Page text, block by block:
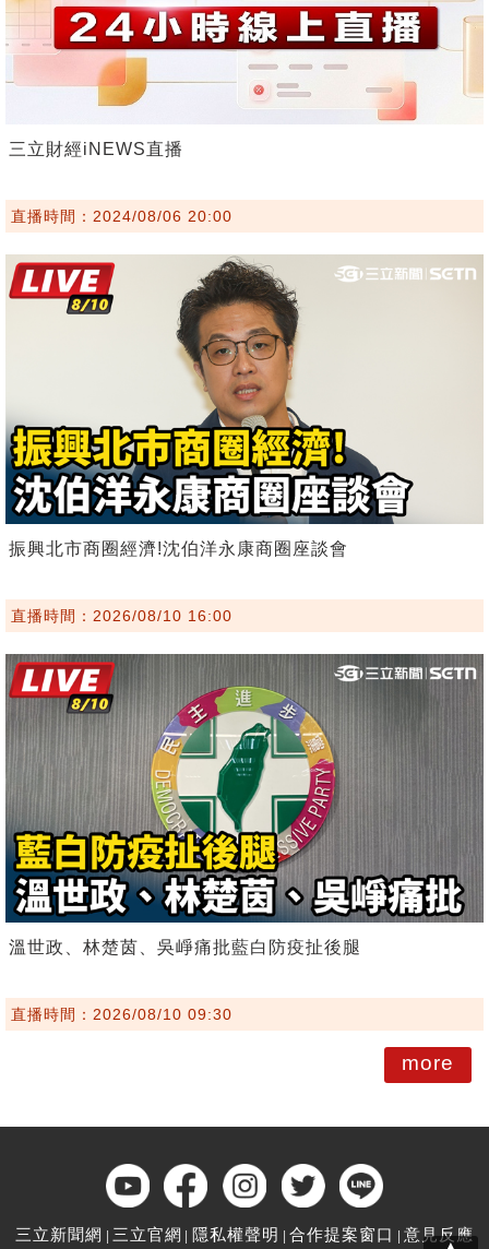
三立財經iNEWS直播
直播時間：2024/08/06 20:00
振興北市商圈經濟!沈伯洋永康商圈座談會
直播時間：2026/08/10 16:00
溫世政、林楚茵、吳崢痛批藍白防疫扯後腿
直播時間：2026/08/10 09:30
more
三立新聞網 三立官網 隱私權聲明 合作提案窗口 意見反應